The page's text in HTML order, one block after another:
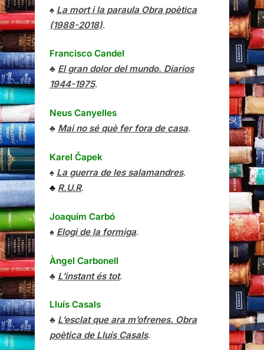
♠ La mort i la paraula Obra poètica
(1988-2018).
Francisco Candel
♣ El gran dolor del mundo. Diarios
1944-1975.
Neus Canyelles
♣ Mai no sé què fer fora de casa.
Karel Čapek
♠ La guerra de les salamandres.
♣ R.U.R.
Joaquim Carbó
♠ Elogi de la formiga.
Àngel Carbonell
♣ L’instant és tot.
Lluís Casals
♣ L’esclat que ara m’ofrenes. Obra
poètica de Lluís Casals.